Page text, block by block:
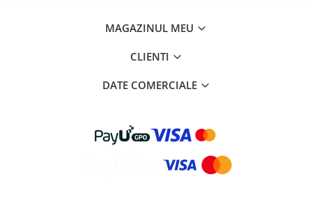
MAGAZINUL MEU
CLIENTI
DATE COMERCIALE